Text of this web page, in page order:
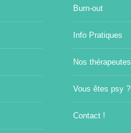
Burn-out
Info Pratiques
Nos thérapeutes
Vous êtes psy ?
Contact !